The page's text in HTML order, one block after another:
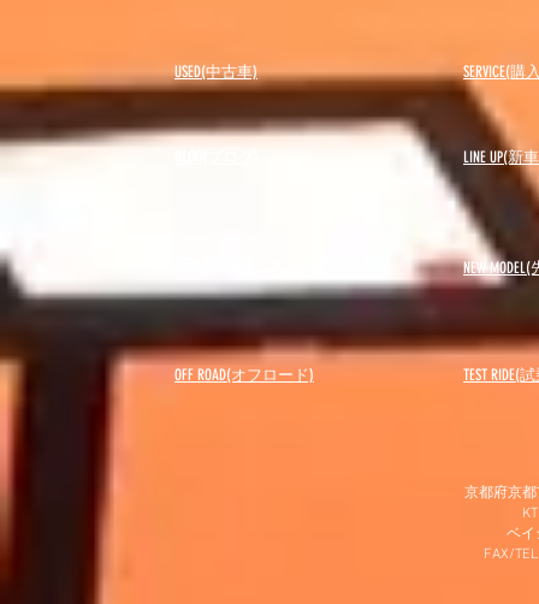
USED(中古車) SERVICE(
LINE UP(新
NEW MODEL(
OFF ROAD(オフロード) ​TEST RIDE(
京都府京
ベイ
FAX/